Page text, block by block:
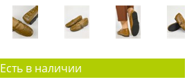
Есть в наличии